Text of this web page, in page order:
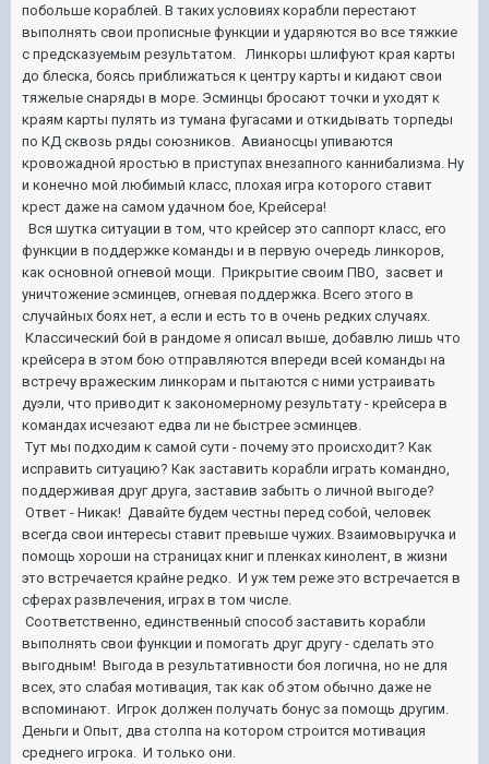
побольше кораблей. В таких условиях корабли перестают
выполнять свои прописные функции и ударяются во все тяжкие
с предсказуемым результатом. Линкоры шлифуют края карты
до блеска, боясь приближаться к центру карты и кидают свои
тяжелые снаряды в море. Эсминцы бросают точки и уходят к
краям карты пулять из тумана фугасами и откидывать торпеды
по КД сквозь ряды союзников. Авианосцы упиваются
кровожадной яростью в приступах внезапного каннибализма. Ну
и конечно мой любимый класс, плохая игра которого ставит
крест даже на самом удачном бое, Крейсера!
Вся шутка ситуации в том, что крейсер это саппорт класс, его
функции в поддержке команды и в первую очередь линкоров,
как основной огневой мощи. Прикрытие своим ПВО, засвет и
уничтожение эсминцев, огневая поддержка. Всего этого в
случайных боях нет, а если и есть то в очень редких случаях.
Классический бой в рандоме я описал выше, добавлю лишь что
крейсера в этом бою отправляются впереди всей команды на
встречу вражеским линкорам и пытаются с ними устраивать
дуэли, что приводит к закономерному результату - крейсера в
командах исчезают едва ли не быстрее эсминцев.
Тут мы подходим к самой сути - почему это происходит? Как
исправить ситуацию? Как заставить корабли играть командно,
поддерживая друг друга, заставив забыть о личной выгоде?
Ответ - Никак! Давайте будем честны перед собой, человек
всегда свои интересы ставит превыше чужих. Взаимовыручка и
помощь хороши на страницах книг и пленках кинолент, в жизни
это встречается крайне редко. И уж тем реже это встречается в
сферах развлечения, играх в том числе.
Соответственно, единственный способ заставить корабли
выполнять свои функции и помогать друг другу - сделать это
выгодным! Выгода в результативности боя логична, но не для
всех, это слабая мотивация, так как об этом обычно даже не
вспоминают. Игрок должен получать бонус за помощь другим.
Деньги и Опыт, два столпа на котором строится мотивация
среднего игрока. И только они.